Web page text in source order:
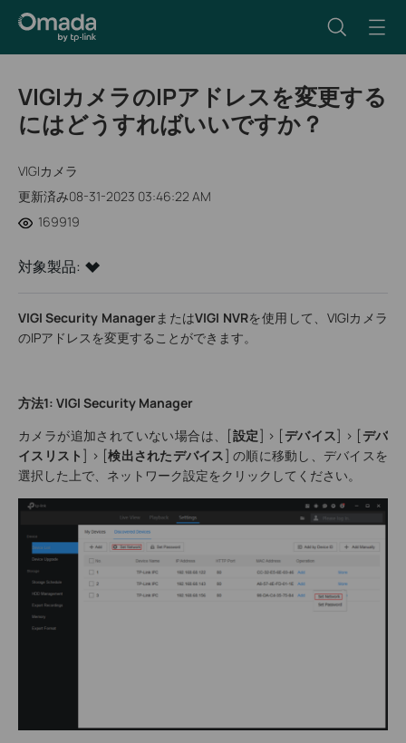
VIGIカメラのIPアドレスを変更する
にはどうすればいいですか？
VIGIカメラ
更新済み08-31-2023 03:46:22 AM
169919
対象製品:
VIGI Security ManagerまたはVIGI NVRを使用して、VIGIカメラ
のIPアドレスを変更することができます。
方法1: VIGI Security Manager
カメラが追加されていない場合は、[設定] > [デバイス] > [デバ
イスリスト ] > [検出されたデバイス] の順に移動し、デバイスを
選択した上で、ネットワーク設定をクリックしてください。